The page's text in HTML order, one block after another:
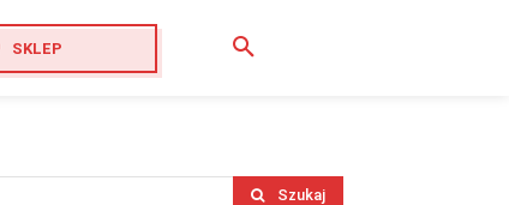
SKLEP
Szukaj